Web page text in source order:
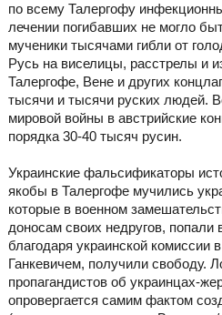
по всему Талергофу
лечении погибавших не могло
мученики тысячами гибли от
Русь на виселицы, расстрелы и
Талергофе, Вене и других
тысячи и тысячи руских людей.
мировой войны в австрийские
порядка 30-40 тысяч русин.
Украинские фальсификаторы
якобы в Талергофе мучились
которые в военном
доносам своих недругов, попали
благодаря украинской комиссии
Ганкевичем, получили свободу.
пропагандистов об украинцах-
опровергается самим фактом